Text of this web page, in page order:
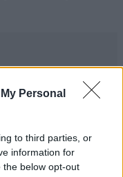
Personal
to third parties, or
information for
the below opt-out